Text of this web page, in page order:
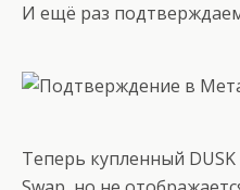
И ещё раз
Теперь купленный